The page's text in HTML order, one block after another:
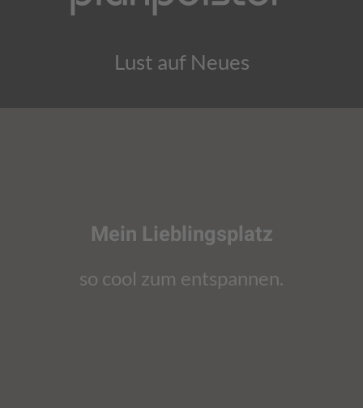
Lust auf Neues
Mein Lieblingsplatz
so cool zum entspannen.